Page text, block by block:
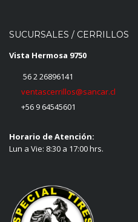
SUCURSALES / CERRILLOS
Vista Hermosa 9750
56 2 26896141
ventascerrillos@sancar.cl
+56 9 64545601
Horario de Atención:
Lun a Vie: 8:30 a 17:00 hrs.